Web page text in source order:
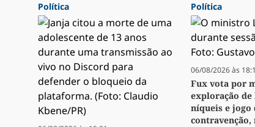
Política Política
06/08/2026 às
Fux vota por
exploração de
níqueis e jogo
contravenção,